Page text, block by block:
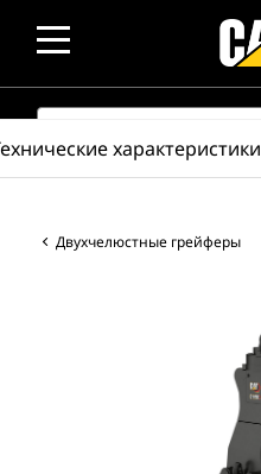
SEARCH
Двухчелюстные грейферы
характеристики